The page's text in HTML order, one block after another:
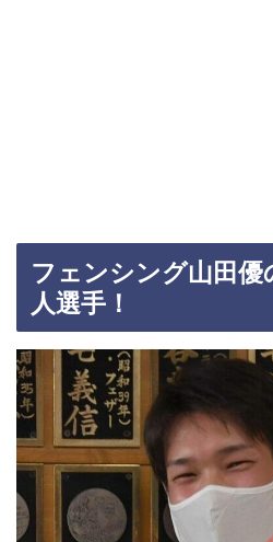
フェンシング山田優
人選手！